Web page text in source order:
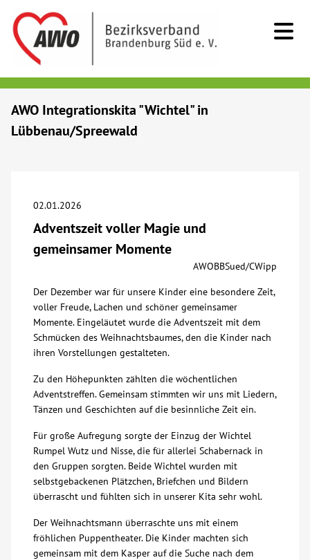
Senioren
Begegnung
Bildung
Über uns
Veranstaltungen
Spenden
Mitmachen
Karriere
Ausbildung
AWO Integrationskita "Wichtel" in
Lübbenau/Spreewald
02.01.2026
Adventszeit voller Magie und
gemeinsamer Momente
AWOBBSued/CWipp
Der Dezember war für unsere Kinder eine besondere Zeit,
voller Freude, Lachen und schöner gemeinsamer
Momente. Eingeläutet wurde die Adventszeit mit dem
Schmücken des Weihnachtsbaumes, den die Kinder nach
ihren Vorstellungen gestalteten.
Zu den Höhepunkten zählten die wöchentlichen
Adventstreffen. Gemeinsam stimmten wir uns mit Liedern,
Tänzen und Geschichten auf die besinnliche Zeit ein.
Für große Aufregung sorgte der Einzug der Wichtel
Rumpel Wutz und Nisse, die für allerlei Schabernack in
den Gruppen sorgten. Beide Wichtel wurden mit
selbstgebackenen Plätzchen, Briefchen und Bildern
überrascht und fühlten sich in unserer Kita sehr wohl.
Der Weihnachtsmann überraschte uns mit einem
fröhlichen Puppentheater. Die Kinder machten sich
gemeinsam mit dem Kasper auf die Suche nach dem